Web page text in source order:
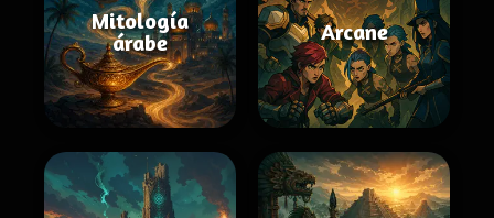
Mitología
árabe
Arcane